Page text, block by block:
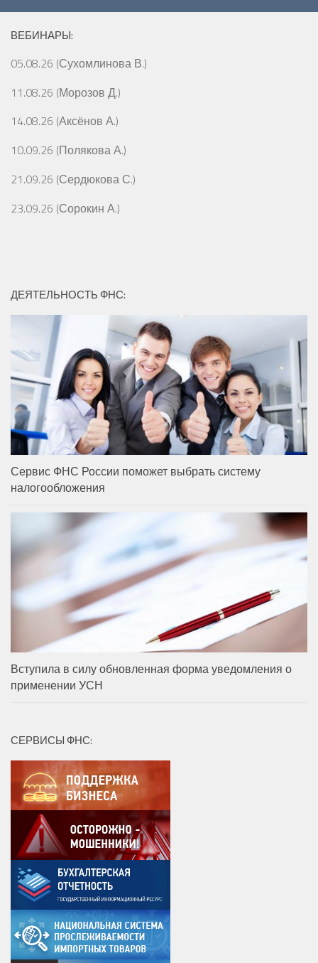
ВЕБИНАРЫ:
05.08.26 (Сухомлинова В.)
11.08.26 (Морозов Д.)
14.08.26 (Аксёнов А.)
10.09.26 (Полякова А.)
21.09.26 (Сердюкова С.)
23.09.26 (Сорокин А.)
ДЕЯТЕЛЬНОСТЬ ФНС:
Сервис ФНС России поможет выбрать систему
налогообложения
Вступила в силу обновленная форма уведомления о
применении УСН
СЕРВИСЫ ФНС: